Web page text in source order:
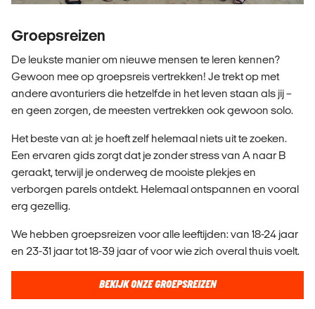
Groepsreizen
De leukste manier om nieuwe mensen te leren kennen?
Gewoon mee op groepsreis vertrekken! Je trekt op met
andere avonturiers die hetzelfde in het leven staan als jij –
en geen zorgen, de meesten vertrekken ook gewoon solo.
Het beste van al: je hoeft zelf helemaal niets uit te zoeken.
Een ervaren gids zorgt dat je zonder stress van A naar B
geraakt, terwijl je onderweg de mooiste plekjes en
verborgen parels ontdekt. Helemaal ontspannen en vooral
erg gezellig.
We hebben groepsreizen voor alle leeftijden: van 18-24 jaar
en 23-31 jaar tot 18-39 jaar of voor wie zich overal thuis voelt.
BEKIJK ONZE GROEPSREIZEN